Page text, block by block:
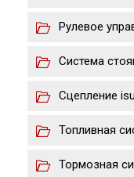
Рулевое
Система
Сцепление
Топливная
Тормозная